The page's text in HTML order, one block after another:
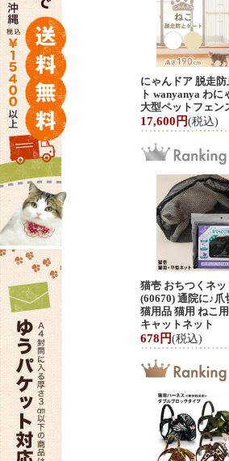
にゃんドア 脱走
ト wanyanya わに
大型ペットフェン
17,600円(税込)
猫壱 おちつくネッ
(60670) 通院に♪爪
猫用品 猫用 ねこ
キャットネット
678円(税込)